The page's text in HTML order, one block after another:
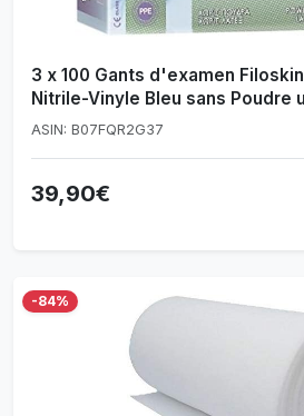
3 x 100 Gants d'examen
Nitrile-Vinyle Bleu sans Poudre
(Small)
ASIN: B07FQR2G37
39,90€
-84%